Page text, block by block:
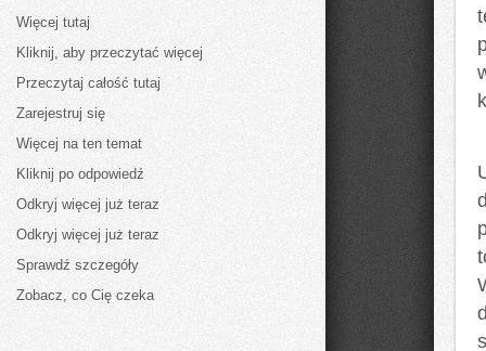
Więcej tutaj
Kliknij, aby przeczytać więcej
Przeczytaj całość tutaj
Zarejestruj się
Więcej na ten temat
Kliknij po odpowiedź
Odkryj więcej już teraz
Odkryj więcej już teraz
Sprawdź szczegóły
Zobacz, co Cię czeka